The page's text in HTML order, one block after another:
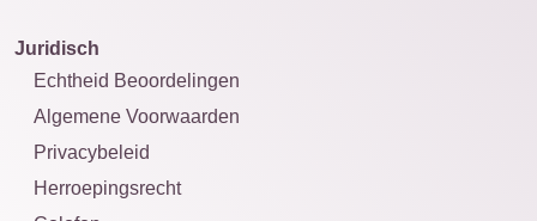
Juridisch
Echtheid Beoordelingen
Algemene Voorwaarden
Privacybeleid
Herroepingsrecht